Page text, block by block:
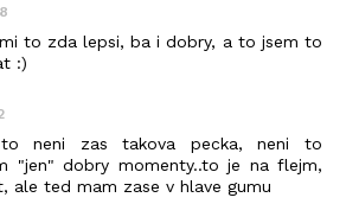
to zda lepsi, ba i dobry, a to jsem to
:)
neni zas takova pecka, neni to
"jen" dobry momenty..to je na flejm,
ale ted mam zase v hlave gumu